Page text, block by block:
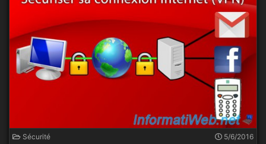
Sécurité 5/6/2016